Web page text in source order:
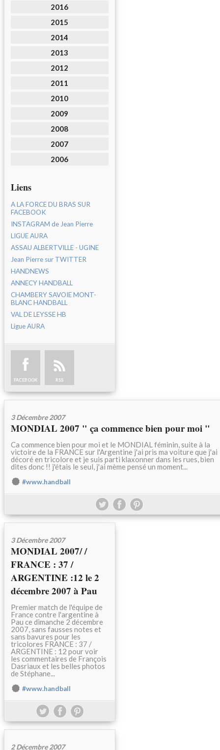
2016
2015
2014
2013
2012
2011
2010
2009
2008
2007
2006
Liens
A LA FORCE DU BRAS SUR
FACEBOOK
INSTAGRAM de Jean Pierre
LIGUE AURA
ASSAU ALBERTVILLE - UGINE
Jean Pierre sur TWITTER
HANDNEWS
ANNECY HANDBALL
CHAMBERY SAVOIE MONT-
BLANC HANDBALL
VAL DE LEYSSE HB
Ligue AURA
FACEBOOK RSS
3 Décembre 2007
MONDIAL 2007 " ça commence bien pour moi "
Ca commence bien pour moi et le MONDIAL féminin, suite à la
victoire de la FRANCE sur l'Argentine j'ai pris ma voiture que j'ai
décoré en tricolore et je suis parti klaxonner dans les rues, bien
dites donc !! j'étais le seul, j'ai mème pensé un moment...
#www.handball
3 Décembre 2007
MONDIAL 2007/ /
FRANCE : 37 /
ARGENTINE :12 le 2
décembre 2007 à Pau
Premier match de l'équipe de
France contre l'argentine à
Pau ce dimanche 2 décembre
2007, sans fausses notes et
sans bavures pour les
tricolores FRANCE : 37 /
ARGENTINE : 12 pour voir
les commentaires de François
Dasriaux et les belles photos
de Stéphane...
#www.handball
2 Décembre 2007